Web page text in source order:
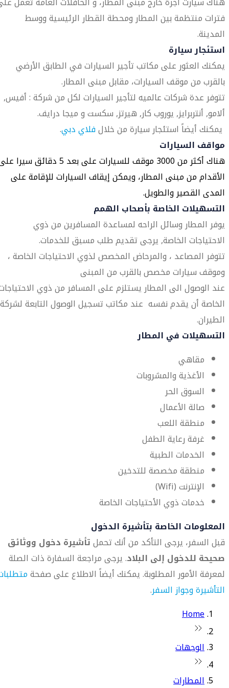
فترات منتظمة بين المطار ومحطة القطار الرئيسية ووسط
المدينة.
استئجار سيارة
يمكنك العثور على مكاتب تأجير السيارات في الطابق الأرضي
بالقرب من موقف السيارات، مقابل مبنى المطار.
تتوفر عدة شركات عالميه لتأجير السيارات لكل من شركة : أفيس,
ألامو, أنتربرايز, يوروب كار, هيرتز, سكست و ميجا درايف.
يمكنك أيضاً استئجار سيارة من خلالفلاي دبي.
مواقف السيارات
هناك أكثر من 3000 موقف للسيارات على بعد 5 دقائق
الأقدام من مبنى المطار، ويمكن إيقاف السيارات للإقامة على
المدى القصير والطويل.
التسهيلات الخاصة بأصحاب الهمم
يوفر المطار وسائل الراحه لمساعدة المسافرين من ذوي
الاحتياجات الخاصة, يرجى تقديم طلب مسبق للخدمات.
تتوفر المصاعد ، والمرحاض المخصص لذوي الاحتياجات الخاصة ،
وموقف سيارات مخصص بالقرب من المبنى
عند الوصول الى المطار يستلزم على المسافر من ذوي
الخاصة أن يقدم نفسه عند مكاتب تسجيل الوصول التابعة لشركة
الطيران.
التسهيلات في المطار
مقاهي
الأغذية والمشروبات
السوق الحر
صالة الأعمال
منطقة اللعب
غرفة رعاية الطفل
الخدمات الطبية
منطقة مخصصة للتدخين
الإنترنت (Wifi)
خدمات ذوي الأحتياجات الخاصة
المعلومات الخاصة بتأشيرة الدخول
قبل السفر، يرجى التأكد من أنك تحملتأشيرة دخول ووثائق
صحيحة للدخول إلى البلاد. يرجى مراجعة السفارة ذات الصلة
لمعرفة الأمور المطلوبة. يمكنك أيضاً الاطلاع على صفحة
التأشيرة وجواز السفر.
Home
الوجهات
المطارات